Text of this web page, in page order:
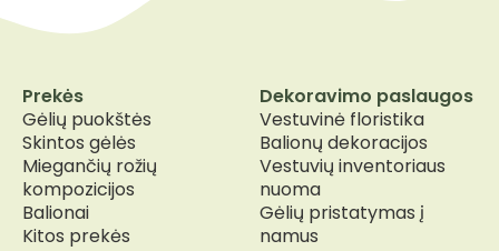
Prekės
Gėlių puokštės
Skintos gėlės
Miegančių rožių
kompozicijos
Balionai
Kitos prekės
Dekoravimo paslaugos
Vestuvinė floristika
Balionų dekoracijos
Vestuvių inventoriaus
nuoma
Gėlių pristatymas į
namus